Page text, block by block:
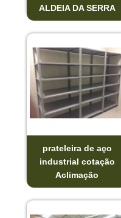
ALDEIA DA SERRA
prateleira de aço
industrial cotação
Aclimação